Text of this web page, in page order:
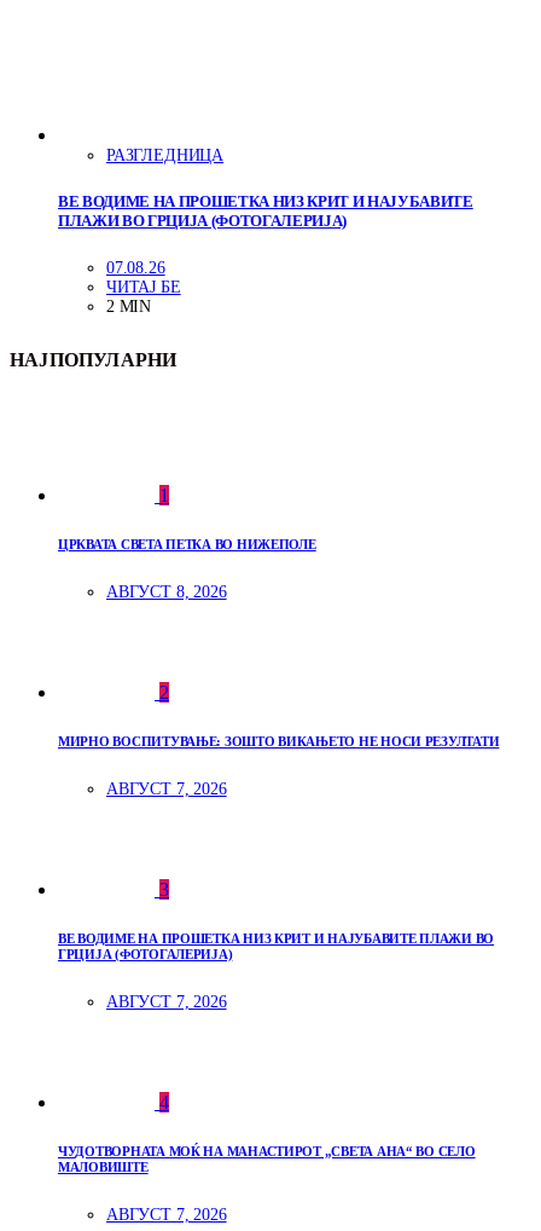
РАЗГЛЕДНИЦА
ВЕ ВОДИМЕ НА ПРОШЕТКА НИЗ КРИТ И НАЈУБАВИТЕ
ПЛАЖИ ВО ГРЦИЈА (ФОТОГАЛЕРИЈА)
07.08.26
ЧИТАЈ БЕ
2 MIN
НАЈПОПУЛАРНИ
1
ЦРКВАТА СВЕТА ПЕТКА ВО НИЖЕПОЛЕ
АВГУСТ 8, 2026
2
МИРНО ВОСПИТУВАЊЕ: ЗОШТО ВИКАЊЕТО НЕ НОСИ РЕЗУЛТАТИ
АВГУСТ 7, 2026
3
ВЕ ВОДИМЕ НА ПРОШЕТКА НИЗ КРИТ И НАЈУБАВИТЕ ПЛАЖИ ВО
ГРЦИЈА (ФОТОГАЛЕРИЈА)
АВГУСТ 7, 2026
4
ЧУДОТВОРНАТА МОЌ НА МАНАСТИРОТ „СВЕТА АНА“ ВО СЕЛО
МАЛОВИШТЕ
АВГУСТ 7, 2026